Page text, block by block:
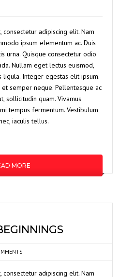
adipiscing elit. Nam
ipsum elementum ac. Duis
urna. Quisque consectetur odio
Nullam eget lectus euismod,
ligula. Integer egestas elit ipsum.
et semper neque. Pellentesque ac
sollicitudin quam. Vivamus
tempus fermentum. Vestibulum
iaculis tellus.
MORE
adipiscing elit. Nam